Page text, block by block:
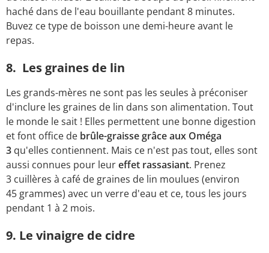
haché dans de l'eau bouillante pendant 8 minutes.
Buvez ce type de boisson une demi-heure avant le
repas.
8. Les graines de lin
Les grands-mères ne sont pas les seules à préconiser
d'inclure les graines de lin dans son alimentation. Tout
le monde le sait ! Elles permettent une bonne digestion
et font office de brûle-graisse grâce aux Oméga
3 qu'elles contiennent. Mais ce n'est pas tout, elles sont
aussi connues pour leureffet rassasiant. Prenez
3 cuillères à café de graines de lin moulues (environ
45 grammes) avec un verre d'eau et ce, tous les jours
pendant 1 à 2 mois.
9. Le vinaigre de cidre